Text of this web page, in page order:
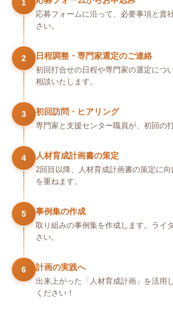
1
応募フォームに沿って、必要事項と貴
さい。
2 日程調整・専門家選定のご連絡
初回打合せの日程や専門家の選定につ
相談いたします。
3 初回訪問・ヒアリング
専門家と支援センター職員が、初回の
4 人材育成計画書の策定
2回目以降、人材育成計画書の策定に
を重ねます。
5 事例集の作成
取り組みの事例集を作成します。ライ
さい。
6 計画の実践へ
出来上がった「人材育成計画」を活用
ください！